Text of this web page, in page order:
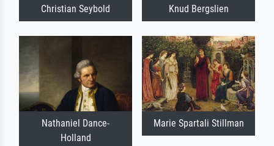
Christian Seybold Knud Bergslien
Nathaniel Dance-
Holland
Marie Spartali Stillman